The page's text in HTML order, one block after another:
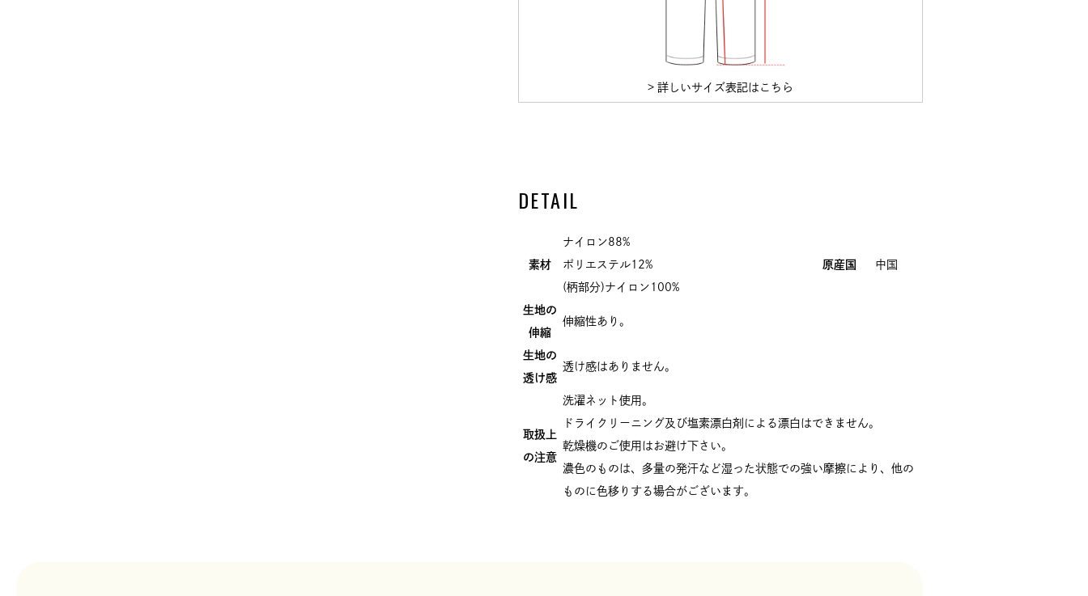
> 詳しいサイズ表記はこちら
DETAIL
素材
ナイロン88%
ポリエステル12%
(柄部分)ナイロン100%
原産国 中国
生地の
伸縮
伸縮性あり。
生地の
透け感
透け感はありません。
取扱上
の注意
洗濯ネット使用。
ドライクリーニング及び塩素漂白剤による漂白はできません。
乾燥機のご使用はお避け下さい。
濃色のものは、多量の発汗など湿った状態での強い摩擦により、他の
ものに色移りする場合がございます。